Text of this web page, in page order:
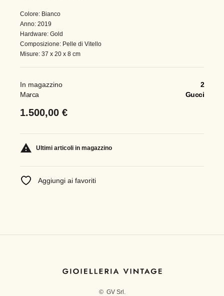
Colore: Bianco
Anno: 2019
Hardware: Gold
Composizione: Pelle di Vitello
Misure: 37 x 20 x 8 cm
In magazzino
2
Marca
Gucci
1.500,00 €
 Ultimi articoli in magazzino
Aggiungi ai favoriti
© GV Srl.